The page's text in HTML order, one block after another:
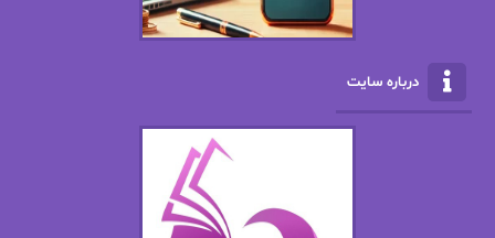
الناز پاکپور‌
الناز محمدی
امیر فرهی
باران
درباره سایت